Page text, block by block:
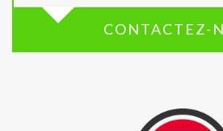
CONTACTEZ-